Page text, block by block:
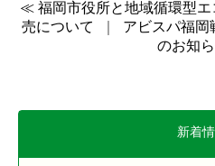
≪ 福岡市役所と地域循環型エ
売について
アビスパ福岡
のお知
新着